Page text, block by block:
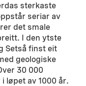
sterkaste
seriar av
det smale
I den ytste
Setså finst eit
geologiske
30 000
løpet av 1000 år.